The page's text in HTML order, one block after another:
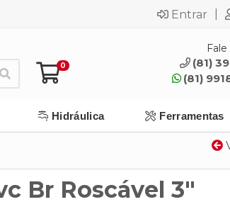
Entrar
0
(81)
(81)
Hidráulica Ferramentas
Br Roscável 3"